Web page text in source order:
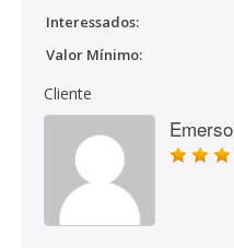
Interessados:
Valor Mínimo:
Cliente